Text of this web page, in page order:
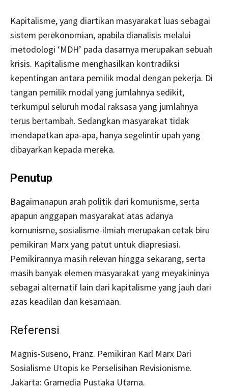
Kapitalisme, yang diartikan masyarakat luas sebagai
sistem perekonomian, apabila dianalisis melalui
metodologi ‘MDH’ pada dasarnya merupakan sebuah
krisis. Kapitalisme menghasilkan kontradiksi
kepentingan antara pemilik modal dengan pekerja. Di
tangan pemilik modal yang jumlahnya sedikit,
terkumpul seluruh modal raksasa yang jumlahnya
terus bertambah. Sedangkan masyarakat tidak
mendapatkan apa-apa, hanya segelintir upah yang
dibayarkan kepada mereka.
Penutup
Bagaimanapun arah politik dari komunisme, serta
apapun anggapan masyarakat atas adanya
komunisme, sosialisme-ilmiah merupakan cetak biru
pemikiran Marx yang patut untuk diapresiasi.
Pemikirannya masih relevan hingga sekarang, serta
masih banyak elemen masyarakat yang meyakininya
sebagai alternatif lain dari kapitalisme yang jauh dari
azas keadilan dan kesamaan.
Referensi
Magnis-Suseno, Franz. Pemikiran Karl Marx Dari
Sosialisme Utopis ke Perselisihan Revisionisme.
Jakarta: Gramedia Pustaka Utama.